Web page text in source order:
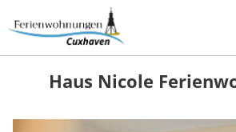
Haus Nicole